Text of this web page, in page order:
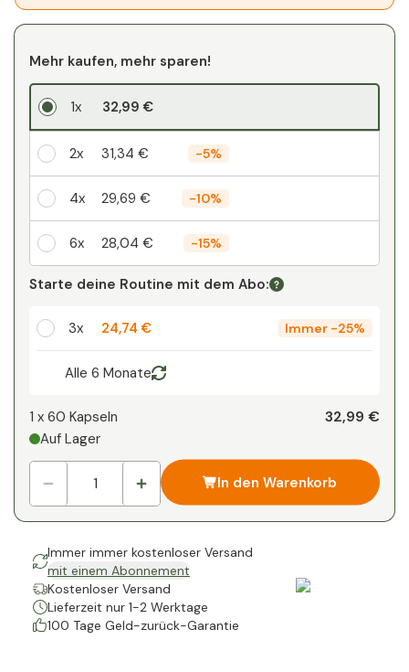
Mehr kaufen, mehr sparen!
1x 32,99 €
2x 31,34 € -5%
4x 29,69 € -10%
6x 28,04 € -15%
Ihr persönlicher Rabatt
-%
Starte deine Routine mit dem Abo:
3x 24,74 € Immer -25%
Alle 6 Monate
1 x 60 Kapseln
Auf Lager
32,99 €
In den Warenkorb
Immer immer kostenloser Versand
mit einem Abonnement
Kostenloser Versand
Lieferzeit nur 1-2 Werktage
100 Tage Geld-zurück-Garantie